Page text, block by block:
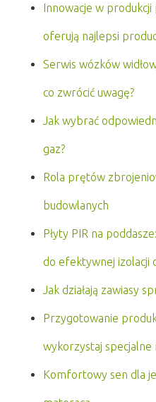
Innowacje w
oferują najlepsi
Serwis wózków
co zwrócić uwagę?
Jak wybrać
gaz?
Rola prętów
budowlanych
Płyty PIR na
do efektywnej izolacji
Jak działają zawiasy
Przygotowanie
wykorzystaj specjalne
Komfortowy sen dla